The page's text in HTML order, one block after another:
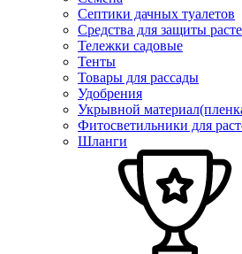
Септики дачных туалетов
Средства для защиты
Тележки садовые
Тенты
Товары для рассады
Удобрения
Укрывной
Фитосветильники для
Шланги